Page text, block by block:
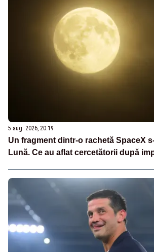
5 aug. 2026, 20:19
Un fragment dintr-o rachetă SpaceX
Lună. Ce au aflat cercetătorii după